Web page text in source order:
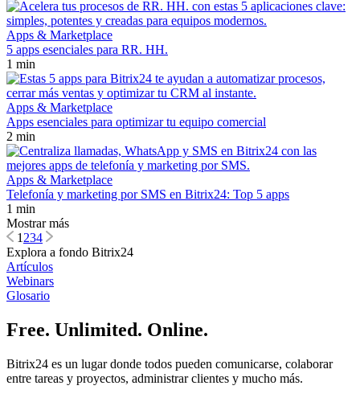
Apps & Marketplace
5 apps esenciales para RR. HH.
1 min
Apps & Marketplace
Apps esenciales para optimizar tu equipo comercial
2 min
Apps & Marketplace
Telefonía y marketing por SMS en Bitrix24: Top 5 apps
1 min
Mostrar más
1234
Explora a fondo Bitrix24
Artículos
Webinars
Glosario
Free. Unlimited. Online.
Bitrix24 es un lugar donde todos pueden comunicarse, colaborar
entre tareas y proyectos, administrar clientes y mucho más.